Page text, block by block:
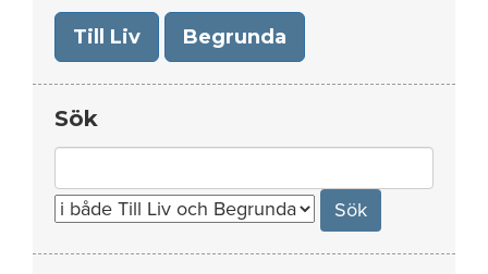
Till Liv Begrunda
Sök
for: